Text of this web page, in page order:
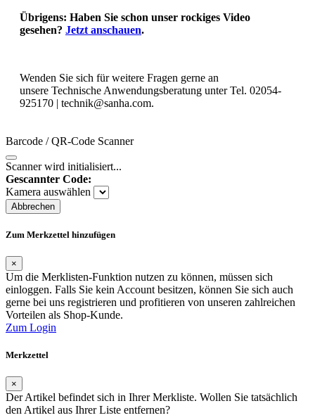
Übrigens: Haben Sie schon unser rockiges Video
gesehen? Jetzt anschauen.
Wenden Sie sich für weitere Fragen gerne an
unsere Technische Anwendungsberatung unter Tel. 02054-
925170 | technik@sanha.com.
Barcode / QR-Code Scanner
Scanner wird initialisiert...
Gescannter Code:
Kamera auswählen
Abbrechen
Zum Merkzettel hinzufügen
×
Um die Merklisten-Funktion nutzen zu können, müssen sich
einloggen. Falls Sie kein Account besitzen, können Sie sich auch
gerne bei uns registrieren und profitieren von unseren zahlreichen
Vorteilen als Shop-Kunde.
Zum Login
Merkzettel
×
Der Artikel befindet sich in Ihrer Merkliste. Wollen Sie tatsächlich
den Artikel aus Ihrer Liste entfernen?